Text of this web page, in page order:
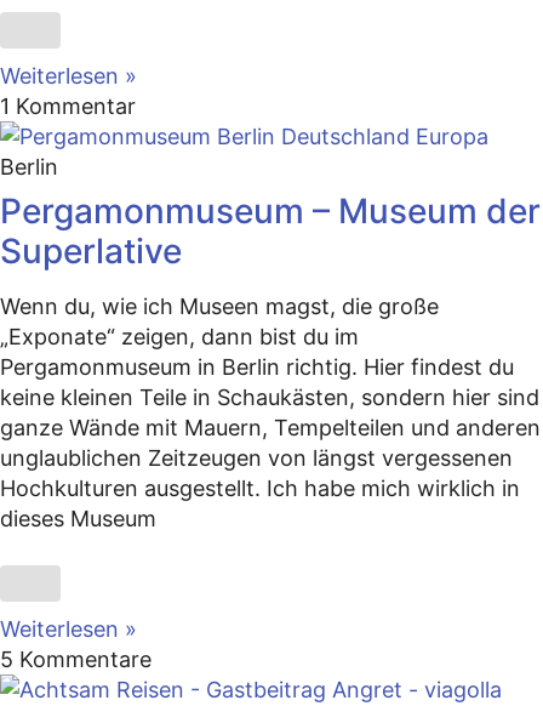
Weiterlesen »
1 Kommentar
Berlin
Pergamonmuseum – Museum der
Superlative
Wenn du, wie ich Museen magst, die große
„Exponate“ zeigen, dann bist du im
Pergamonmuseum in Berlin richtig. Hier findest du
keine kleinen Teile in Schaukästen, sondern hier sind
ganze Wände mit Mauern, Tempelteilen und anderen
unglaublichen Zeitzeugen von längst vergessenen
Hochkulturen ausgestellt. Ich habe mich wirklich in
dieses Museum
Weiterlesen »
5 Kommentare